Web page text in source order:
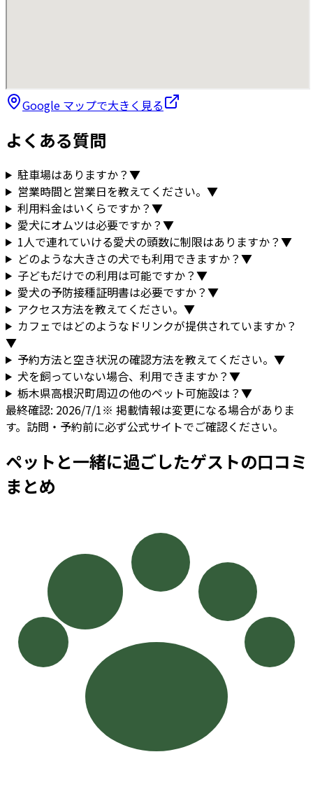
Google マップで大きく見る
よくある質問
駐車場はありますか？▼
営業時間と営業日を教えてください。 ▼
利用料金はいくらですか？▼
愛犬にオムツは必要ですか？▼
1人で連れていける愛犬の頭数に制限はありますか？▼
どのような大きさの犬でも利用できますか？▼
子どもだけでの利用は可能ですか？▼
愛犬の予防接種証明書は必要ですか？▼
アクセス方法を教えてください。 ▼
カフェではどのようなドリンクが提供されていますか？
▼
予約方法と空き状況の確認方法を教えてください。 ▼
犬を飼っていない場合、利用できますか？▼
栃木県高根沢町周辺の他のペット可施設は？▼
最終確認: 2026/7/1※ 掲載情報は変更になる場合がありま
す。訪問・予約前に必ず公式サイトでご確認ください。
ペットと一緒に過ごしたゲストの口コミ
まとめ